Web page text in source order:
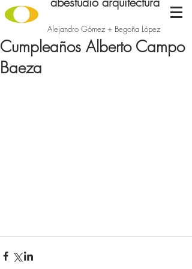
Alejandro Gómez + Begoña López
Cumpleaños Alberto Campo
Baeza